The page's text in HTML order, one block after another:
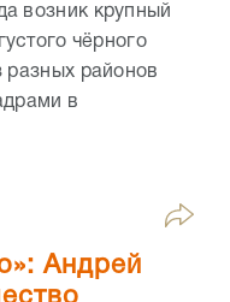
возник крупный
чёрного
разных районов
в
Андрей